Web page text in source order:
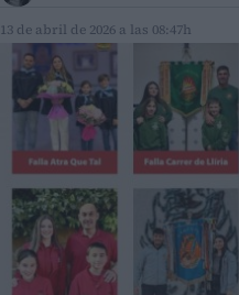
13 de abril de 2026 a las 08:47h